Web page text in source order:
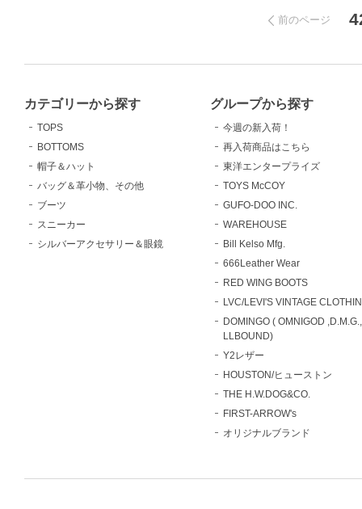
前のページ
カテゴリーから探す
TOPS
BOTTOMS
帽子＆ハット
バッグ＆革小物、その他
ブーツ
スニーカー
シルバーアクセサリー＆眼鏡
グループから探す
今週の新入荷！
再入荷商品はこちら
東洋エンタープライズ
TOYS McCOY
GUFO-DOO INC.
WAREHOUSE
Bill Kelso Mfg.
666Leather Wear
RED WING BOOTS
LVC/LEVI'S VINTAGE
DOMINGO ( OMNIGOD
LLBOUND)
Y2レザー
HOUSTON/ヒューストン
THE H.W.DOG&CO.
FIRST-ARROW's
オリジナルブランド